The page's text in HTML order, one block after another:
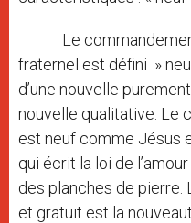
Le commandement
fraternel est défini »
d’une nouvelle
nouvelle qualitative. Le
est neuf comme Jésus
qui écrit la loi de
des planches de pierre.
et gratuit est la